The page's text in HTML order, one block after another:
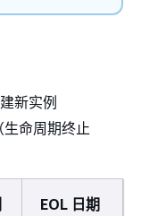
新实例
生命周期终止
EOL 日期